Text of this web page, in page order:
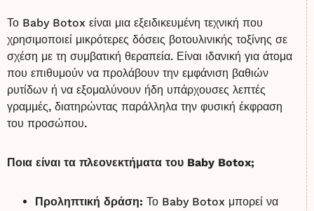
Το Baby Botox είναι μια εξειδικευμένη τεχνική που
χρησιμοποιεί μικρότερες δόσεις βοτουλινικής τοξίνης σε
σχέση με τη συμβατική θεραπεία. Είναι ιδανική για άτομα
που επιθυμούν να προλάβουν την εμφάνιση βαθιών
ρυτίδων ή να εξομαλύνουν ήδη υπάρχουσες λεπτές
γραμμές, διατηρώντας παράλληλα την φυσική έκφραση
του προσώπου.
Ποια είναι τα πλεονεκτήματα του Baby Botox;
Προληπτική δράση: Το Baby Botox μπορεί να